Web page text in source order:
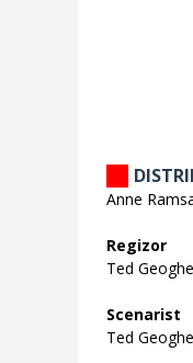
Anne
Regizor
Ted
Scenarist
Ted